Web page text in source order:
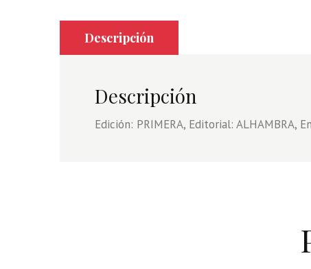
Descripción
Descripción
Edición: PRIMERA, Editorial: ALHAMBRA,